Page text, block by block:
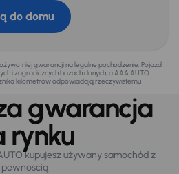
do domu
gwarancji na legalne pochodzenie. Pojazd
i zagranicznych bazach danych, a AAA AUTO
kilometrów odpowiadają rzeczywistemu
gwarancja
rynku
kupujesz używany samochód z
pewnością